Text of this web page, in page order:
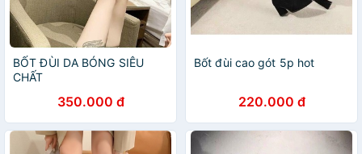
BỐT ĐÙI DA BÓNG SIÊU
CHẤT
350.000 đ
Bốt đùi cao gót 5p hot
220.000 đ